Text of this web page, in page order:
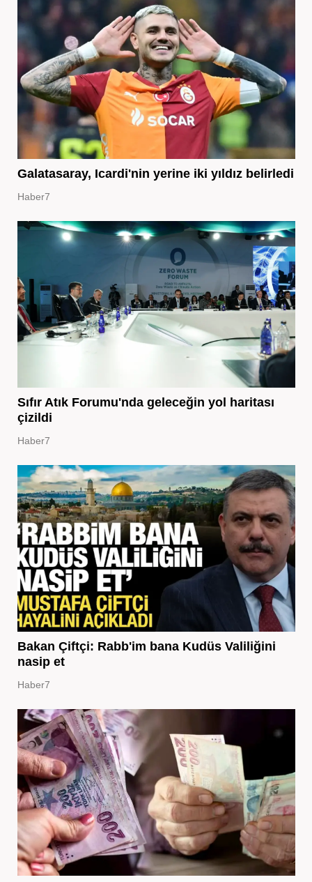
Galatasaray, Icardi'nin yerine iki yıldız belirledi
Haber7
Sıfır Atık Forumu'nda geleceğin yol haritası
çizildi
Haber7
Bakan Çiftçi: Rabb'im bana Kudüs Valiliğini
nasip et
Haber7